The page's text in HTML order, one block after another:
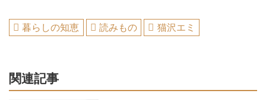
暮らしの知恵 読みもの 猫沢エミ
関連記事